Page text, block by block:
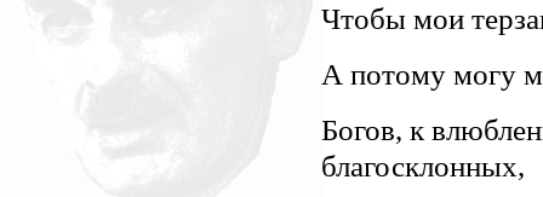
Чтобы мои
А потому могу
Богов, к
благосклонных,